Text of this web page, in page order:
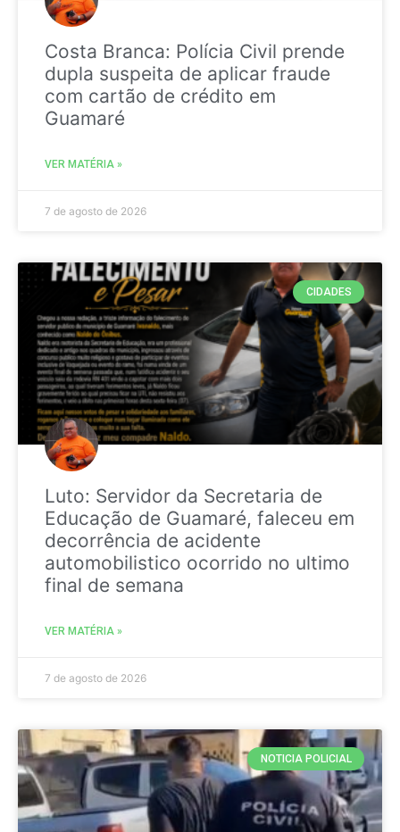
Costa Branca: Polícia Civil prende
dupla suspeita de aplicar fraude
com cartão de crédito em
Guamaré
VER MATÉRIA »
7 de agosto de 2026
CIDADES
Luto: Servidor da Secretaria de
Educação de Guamaré, faleceu em
decorrência de acidente
automobilistico ocorrido no ultimo
final de semana
VER MATÉRIA »
7 de agosto de 2026
NOTICIA POLICIAL